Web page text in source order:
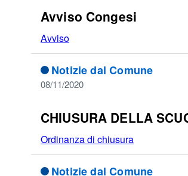
Avviso Congesi
Avviso
Notizie dal Comune
08/11/2020
CHIUSURA DELLA
Ordinanza di chiusura
Notizie dal Comune